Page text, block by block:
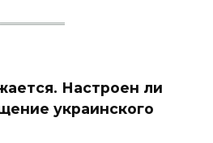
Настроен ли
украинского